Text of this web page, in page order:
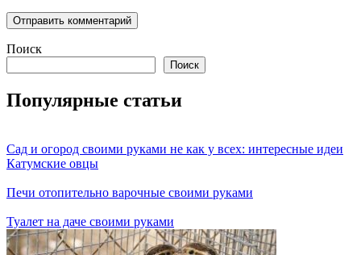
Поиск
Поиск
Популярные статьи
Сад и огород своими руками не как у всех: интересные идеи
Катумские овцы
Печи отопительно варочные своими руками
Туалет на даче своими руками